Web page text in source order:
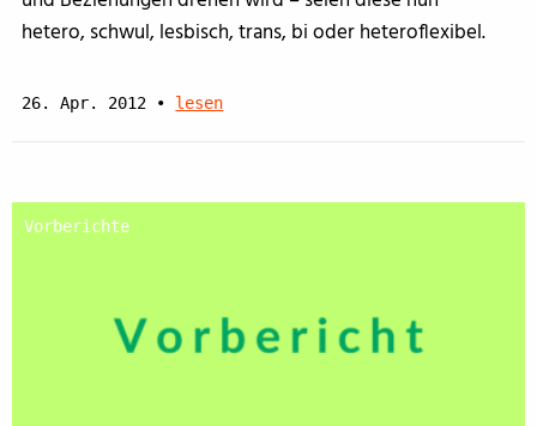
hetero, schwul, lesbisch, trans, bi oder heteroflexibel.
26. Apr. 2012 • lesen
Vorberichte